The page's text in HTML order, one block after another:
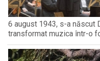
6 august 1943, s-a născut
transformat muzica într-o